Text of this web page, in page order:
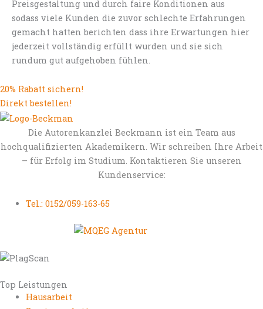
Preisgestaltung und durch faire Konditionen aus
sodass viele Kunden die zuvor schlechte Erfahrungen
gemacht hatten berichten dass ihre Erwartungen hier
jederzeit vollständig erfüllt wurden und sie sich
rundum gut aufgehoben fühlen.
20% Rabatt sichern!
Direkt bestellen!
Die Autorenkanzlei Beckmann ist ein Team aus
hochqualifizierten Akademikern. Wir schreiben Ihre Arbeit
– für Erfolg im Studium. Kontaktieren Sie unseren
Kundenservice:
Tel.: 0152/059-163-65
Top Leistungen
Hausarbeit